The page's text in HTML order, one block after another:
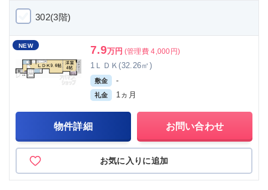
302(3階)
NEW 7.9万円 (管理費 4,000円)
1ＬＤＫ(32.26㎡)
敷金 -
礼金 1ヵ月
物件詳細 お問い合わせ
お気に入りに追加